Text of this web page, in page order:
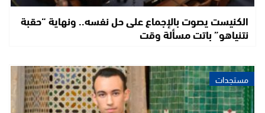
الكنيست يصوت بالإجماع على حل نفسه.. ونهاية “حقبة
نتنياهو” باتت مسألة وقت
مستجدات